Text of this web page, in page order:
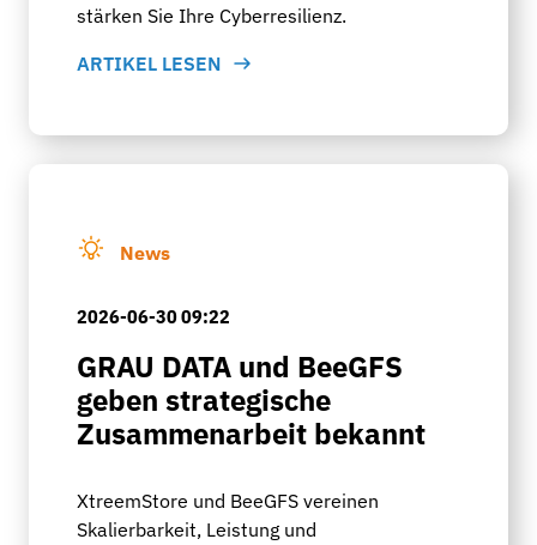
stärken Sie Ihre Cyberresilienz.
ARTIKEL LESEN
News
2026-06-30 09:22
GRAU DATA und BeeGFS
geben strategische
Zusammenarbeit bekannt
XtreemStore und BeeGFS vereinen
Skalierbarkeit, Leistung und